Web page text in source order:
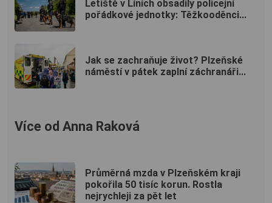
Letiště v Líních obsadily policejní
pořádkové jednotky: Těžkooděnci...
Jak se zachraňuje život? Plzeňské
náměstí v pátek zaplní záchranáři...
Více od Anna Raková
Průměrná mzda v Plzeňském kraji
pokořila 50 tisíc korun. Rostla
nejrychleji za pět let